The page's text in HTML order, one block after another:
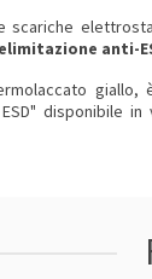
scariche
anti-
giallo,
disponibile in